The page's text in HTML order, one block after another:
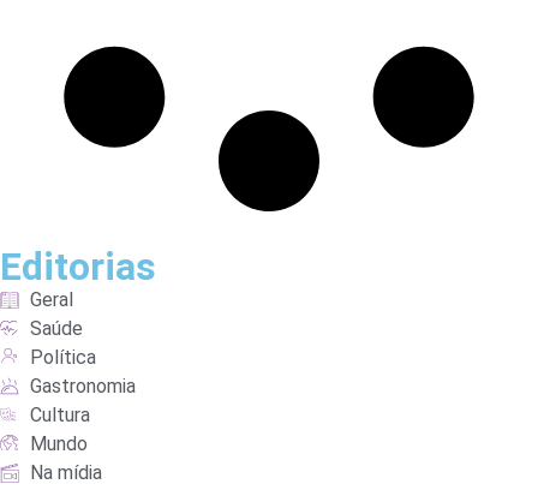
Editorias
Geral
Saúde
Política
Gastronomia
Cultura
Mundo
Na mídia